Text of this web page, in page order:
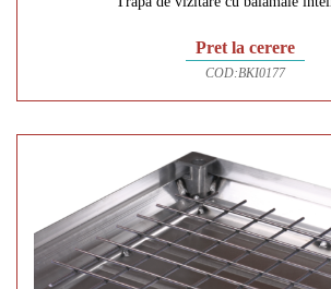
Pret la cerere
COD:BKI0177